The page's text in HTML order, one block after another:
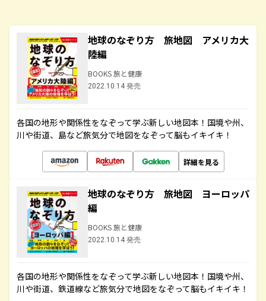
地球のなぞり方 旅地図 アメリカ大
陸編
BOOKS 旅と健康
2022.10.14 発売
各国の地形や関係性をなぞって学ぶ新しい地図本！国境や州、
川や街道、島など旅気分で地図をなぞって脳もイキイキ！
詳細を見る
地球のなぞり方 旅地図 ヨーロッパ
編
BOOKS 旅と健康
2022.10.14 発売
各国の地形や関係性をなぞって学ぶ新しい地図本！国境や州、
川や街道、鉄道線など旅気分で地図をなぞって脳もイキイキ！